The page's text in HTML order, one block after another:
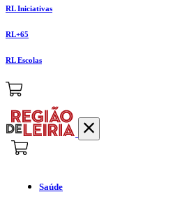
RL Iniciativas
RL+65
RL Escolas
Saúde